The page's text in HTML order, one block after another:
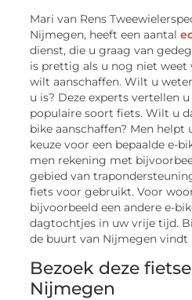
Mari van Rens
Nijmegen, heeft een aantal
dienst, die u graag van
is prettig als u nog niet weet
wilt aanschaffen. Wilt u
u is? Deze experts vertellen
populaire soort fiets. Wilt u
bike aanschaffen? Men helpt
keuze voor een bepaalde e-
men rekening met
gebied van
fiets voor gebruikt. Voor
bijvoorbeeld een andere e-
dagtochtjes in uw vrije tijd.
de buurt van Nijmegen vindt
Bezoek deze
Nijmegen